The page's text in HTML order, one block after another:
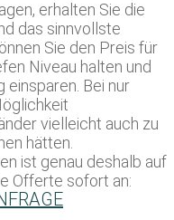
erhalten Sie die
das sinnvollste
Sie den Preis für
Niveau halten und
Bei nur
vielleicht auch zu
hätten.
ist genau deshalb auf
Offerte sofort an: